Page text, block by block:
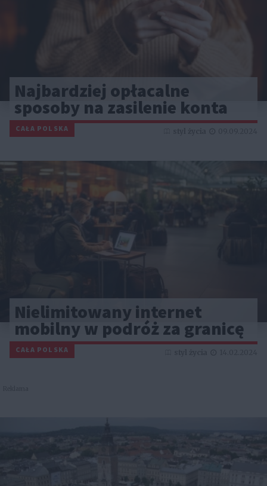
Najbardziej opłacalne
sposoby na zasilenie konta
CAŁA POLSKA
Nielimitowany internet
mobilny w podróż za granicę
CAŁA POLSKA